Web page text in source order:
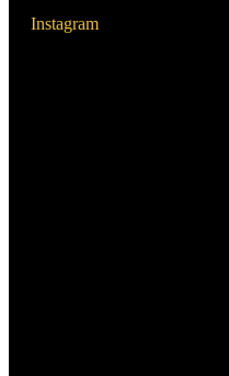
Instagram